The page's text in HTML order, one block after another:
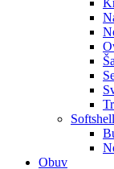
Softshell
Obuv